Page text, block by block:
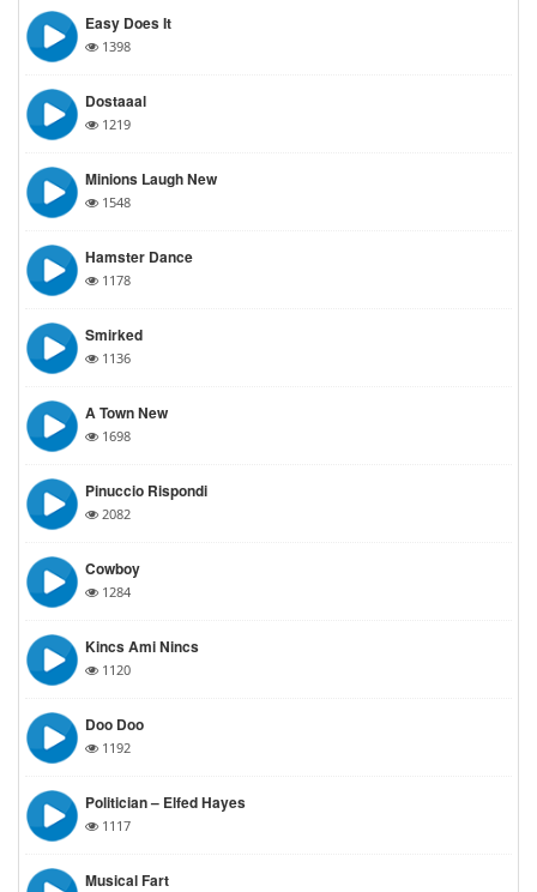
Easy Does It
1398
Dostaaal
1219
Minions Laugh New
1548
Hamster Dance
1178
Smirked
1136
A Town New
1698
Pinuccio Rispondi
2082
Cowboy
1284
Kincs Ami Nincs
1120
Doo Doo
1192
Politician – Elfed Hayes
1117
Musical Fart